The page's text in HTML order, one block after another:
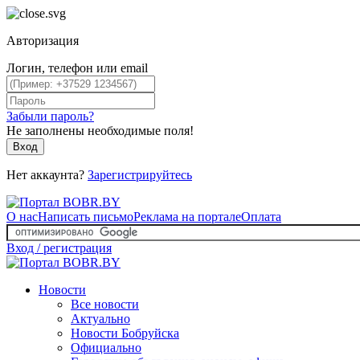
Авторизация
Логин, телефон или email
Забыли пароль?
Не заполнены необходимые поля!
Вход
Нет аккаунта? Зарегистрируйтесь
О насНаписать письмоРеклама на порталеОплата
Вход / регистрация
Новости
Все новости
Актуально
Новости Бобруйска
Официально